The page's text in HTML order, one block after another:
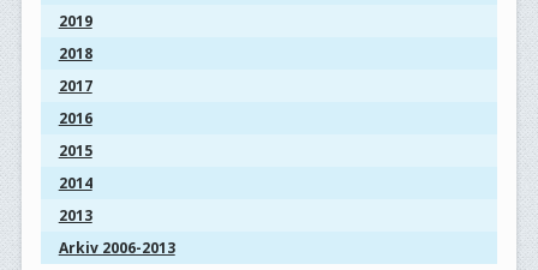
2019
2018
2017
2016
2015
2014
2013
Arkiv 2006-2013